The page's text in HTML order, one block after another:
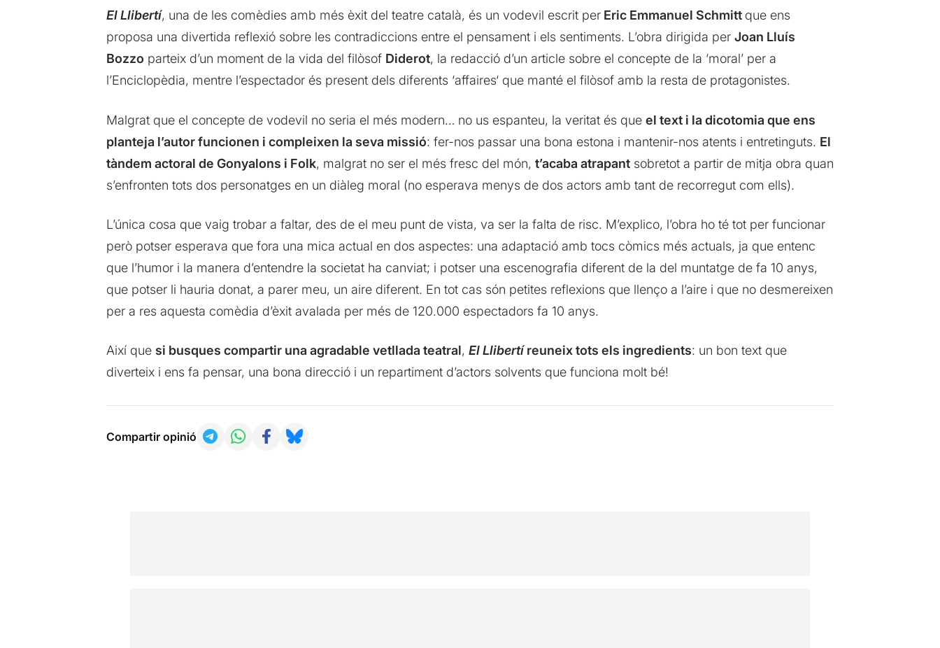
El Llibertí, una de les comèdies amb més èxit del teatre català, és un vodevil escrit perEric Emmanuel Schmitt que ens
proposa una divertida reflexió sobre les contradiccions entre el pensament i els sentiments. L’obra dirigida per Joan Lluís
Bozzo parteix d’un moment de la vida del filòsof Diderot, la redacció d’un article sobre el concepte de la ‘moral’ per a
l’Enciclopèdia, mentre l’espectador és present dels diferents ‘affaires‘ que manté el filòsof amb la resta de protagonistes.
Malgrat que el concepte de vodevil no seria el més modern… no us espanteu, la veritat és que el text i la dicotomia que ens
planteja l’autor funcionen i compleixen la seva missió: fer-nos passar una bona estona i mantenir-nos atents i entretinguts. El
tàndem actoral de Gonyalons i Folk, malgrat no ser el més fresc del món, t’acaba atrapantsobretot a partir de mitja obra quan
s’enfronten tots dos personatges en un diàleg moral (no esperava menys de dos actors amb tant de recorregut com ells).
L’única cosa que vaig trobar a faltar, des de el meu punt de vista, va ser la falta de risc. M’explico, l’obra ho té tot per funcionar
però potser esperava que fora una mica actual en dos aspectes: una adaptació amb tocs còmics més actuals, ja que entenc
que l’humor i la manera d’entendre la societat ha canviat; i potser una escenografia diferent de la del muntatge de fa 10 anys,
que potser li hauria donat, a parer meu, un aire diferent. En tot cas són petites reflexions que llenço a l’aire i que no desmereixen
per a res aquesta comèdia d’èxit avalada per més de 120.000 espectadors fa 10 anys.
Així que si busques compartir una agradable vetllada teatral, El Llibertíreuneix tots els ingredients: un bon text que
diverteix i ens fa pensar, una bona direcció i un repartiment d’actors solvents que funciona molt bé!
Compartir opinió